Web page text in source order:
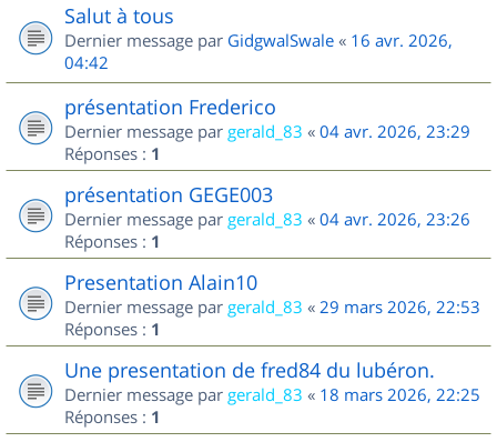
Salut à tous
Dernier message par GidgwalSwale « 16 avr. 2026,
04:42
présentation Frederico
Dernier message par gerald_83 « 04 avr. 2026, 23:29
Réponses : 1
présentation GEGE003
Dernier message par gerald_83 « 04 avr. 2026, 23:26
Réponses : 1
Presentation Alain10
Dernier message par gerald_83 « 29 mars 2026, 22:53
Réponses : 1
Une presentation de fred84 du lubéron.
Dernier message par gerald_83 « 18 mars 2026, 22:25
Réponses : 1